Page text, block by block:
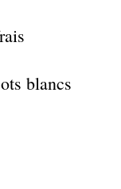
blancs